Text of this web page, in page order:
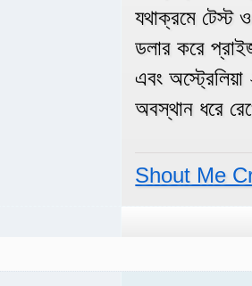
যথাক্রমে টেস্ট
ডলার করে
এবং
অবস্থান ধরে
Shout Me